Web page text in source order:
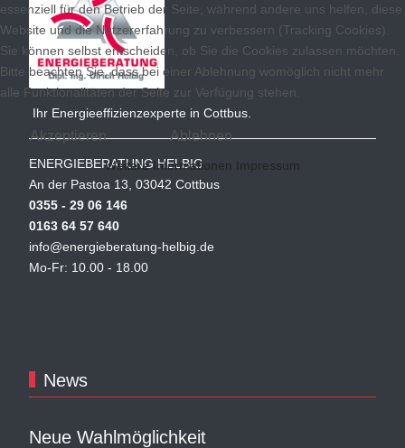
Ihr Energieeffizienzexperte in Cottbus.
ENERGIEBERATUNG HELBIG
An der Pastoa 13, 03042 Cottbus
0355 - 29 06 146
0163 64 57 640
info@energieberatung-helbig.de
Mo-Fr: 10.00 - 18.00
News
Neue Wahlmöglichkeit
essenziell für den Betrieb der Seite, während andere uns helfen, diese
Website und die Nutzererfahrung zu verbessern (Tracking Cookies).
Sie können selbst entscheiden, ob Sie die Cookies zulassen möchten.
Bitte beachten Sie, dass bei einer Ablehnung womöglich nicht mehr
alle Funktionalitäten der Seite zur Verfügung stehen.
Akzeptieren Ablehnen
Weitere Informationen Impressum